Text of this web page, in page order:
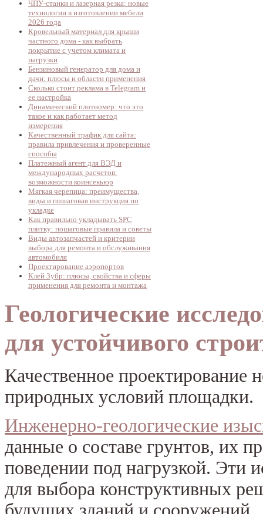
ЧПУ-станки и лазерная резка: новые
технологии в изготовлении мебели
2026 года
Кровельный материал для крыши
частного дома - как выбрать
покрытие с учетом климата и
нагрузки
Бензиновый генератор для дома и
дачи: плюсы и области применения
Сколько стоит реклама в Telegram и
ее настройка
Динамический плотномер: что это
такое и как работает метод
измерения
Качественный трафик для сайта:
правила привлечения и проверенные
способы
Платежный агент для ВЭД и
международных расчетов:
возможности коинсекьюр
Мягкая черепица: преимущества,
виды и пошаговая инструкция по
укладке
Как правильно укладывать SPC
плитку: пошаговые правила и советы
Виды автозапчастей и критерии
выбора для ремонта и обслуживания
автомобиля
Проектирование аэропортов
Клей Зубр: плюсы, свойства и сферы
применения для ремонта и монтажа
Геологические
для устойчивого
Качественное проектирование
природных условий площадки.
Инженерно-геологические
данные о составе грунтов, их
поведении под нагрузкой. Эти
для выбора конструктивных